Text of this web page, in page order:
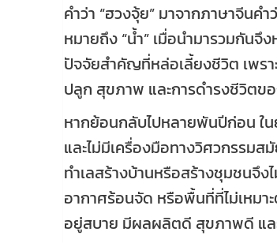
คำว่า “ฮวงจุ้ย” มาจากภาษาจีนคำ
หมายถึง “น้ำ” เมื่อนำมารวมกันจึ
ปัจจัยสำคัญที่หล่อเลี้ยงชีวิต เพร
ปลูก สุขภาพ และการดำรงชีวิตข
หากย้อนกลับไปหลายพันปีก่อน ใน
และไม่มีเครื่องมือทางวิศวกรรม
ทำเลสร้างบ้านหรือสร้างชุมชนจึ
อากาศร้อนจัด หรือพื้นที่ที่ไม่เหมา
อยู่สบาย มีผลผลิตดี สุขภาพดี แ